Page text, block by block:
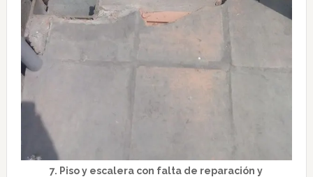
7. Piso y escalera con falta de reparación y